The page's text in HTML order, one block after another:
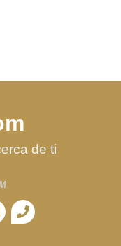
de ti